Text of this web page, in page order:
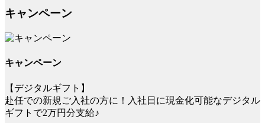
キャンペーン
キャンペーン
【デジタルギフト】
赴任での新規ご入社の方に！入社日に現金化可能なデジタル
ギフトで2万円分支給♪